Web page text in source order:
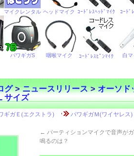
グ>ニュースリリース>オーソド
サイズ
← パーティションマイクで音声が
鳴るのは？